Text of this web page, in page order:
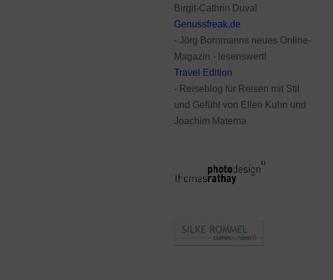
Birgit-Cathrin Duval
Genussfreak.de
- Jörg Bornmanns neues Online-
Magazin - lesenswert!
Travel Edition
- Reiseblog für Reisen mit Stil
und Gefühl von Ellen Kuhn und
Joachim Materna